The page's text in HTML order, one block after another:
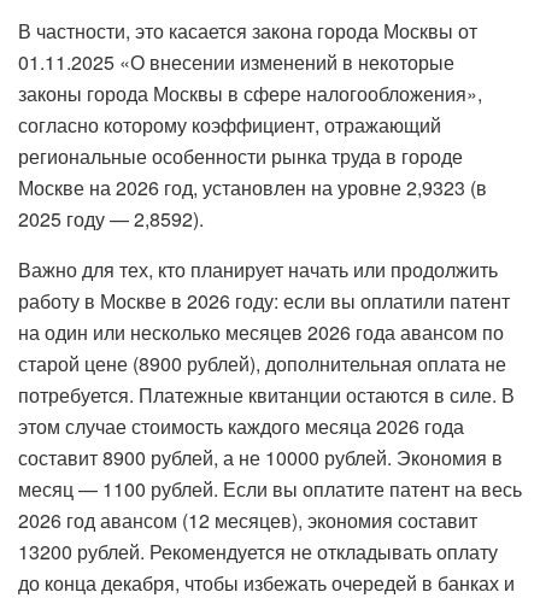
В частности, это касается закона города Москвы от
01.11.2025 «О внесении изменений в некоторые
законы города Москвы в сфере налогообложения»,
согласно которому коэффициент, отражающий
региональные особенности рынка труда в городе
Москве на 2026 год, установлен на уровне 2,9323 (в
2025 году — 2,8592).
Важно для тех, кто планирует начать или продолжить
работу в Москве в 2026 году: если вы оплатили патент
на один или несколько месяцев 2026 года авансом по
старой цене (8900 рублей), дополнительная оплата не
потребуется. Платежные квитанции остаются в силе. В
этом случае стоимость каждого месяца 2026 года
составит 8900 рублей, а не 10000 рублей. Экономия в
месяц — 1100 рублей. Если вы оплатите патент на весь
2026 год авансом (12 месяцев), экономия составит
13200 рублей. Рекомендуется не откладывать оплату
до конца декабря, чтобы избежать очередей в банках и